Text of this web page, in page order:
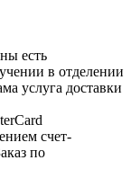
есть
в отделении
услуга доставки
счет-
по